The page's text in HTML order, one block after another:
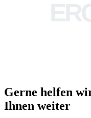
Gerne helfen
Ihnen weiter